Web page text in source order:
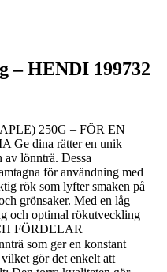
– HENDI 199732
250G – FÖR EN
Ge dina rätter en unik
lönnträ. Dessa
för användning med
rök som lyfter smaken på
grönsaker. Med en låg
och optimal rökutveckling
FÖRDELAR
som ger en konstant
gör det enkelt att